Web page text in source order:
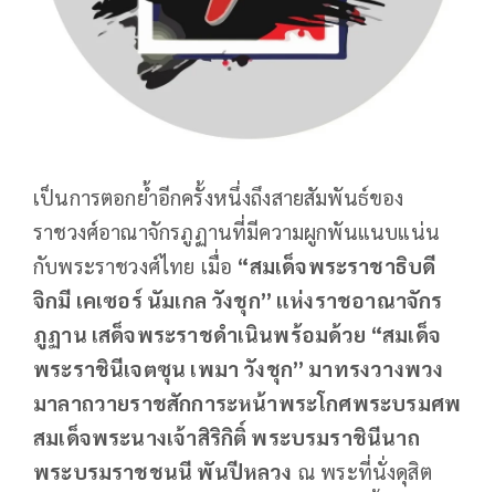
เป็นการตอกย้ำอีกครั้งหนึ่งถึงสายสัมพันธ์ของ
ราชวงศ์อาณาจักรภูฏานที่มีความผูกพันแนบแน่น
กับพระราชวงศ์ไทย เมื่อ “สมเด็จพระราชาธิบดี
จิกมี เคเซอร์ นัมเกล วังชุก” แห่งราชอาณาจักร
ภูฏาน เสด็จพระราชดำเนินพร้อมด้วย “สมเด็จ
พระราชินีเจตซุน เพมา วังชุก” มาทรงวางพวง
มาลาถวายราชสักการะหน้าพระโกศพระบรมศพ
สมเด็จพระนางเจ้าสิริกิติ์ พระบรมราชินีนาถ
พระบรมราชชนนี พันปีหลวง ณ พระที่นั่งดุสิต